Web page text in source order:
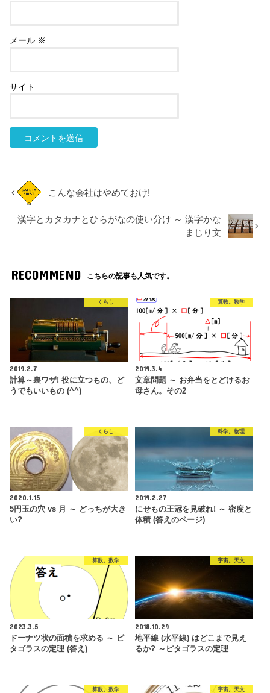
メール ※
サイト
こんな会社はやめておけ!
漢字とカタカナとひらがなの使い分け ～ 漢字かな
まじり文
RECOMMEND こちらの記事も人気です。
くらし
2019.2.7
計算～裏ワザ! 役に立つもの、ど
うでもいいもの (^^)
算数。数学
2019.3.4
文章問題 ～ お弁当をとどけるお
母さん。その2
くらし
2020.1.15
5円玉の穴 vs 月 ～ どっちが大き
い?
科学。物理
2019.2.27
にせもの王冠を見破れ! ～ 密度と
体積 (答えのページ)
算数。数学
2023.3.5
ドーナツ状の面積を求める ～ ピ
タゴラスの定理 (答え)
宇宙。天文
2018.10.29
地平線 (水平線) はどこまで見え
るか? ～ピタゴラスの定理
算数。数学 宇宙。天文